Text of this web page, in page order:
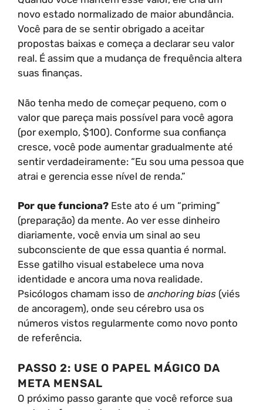
novo estado normalizado de maior abundância.
Você para de se sentir obrigado a aceitar
propostas baixas e começa a declarar seu valor
real. É assim que a mudança de frequência altera
suas finanças.
Não tenha medo de começar pequeno, com o
valor que pareça mais possível para você agora
(por exemplo, $100). Conforme sua confiança
cresce, você pode aumentar gradualmente até
sentir verdadeiramente: “Eu sou uma pessoa que
atrai e gerencia esse nível de renda.”
Por que funciona? Este ato é um “priming”
(preparação) da mente. Ao ver esse dinheiro
diariamente, você envia um sinal ao seu
subconsciente de que essa quantia é normal.
Esse gatilho visual estabelece uma nova
identidade e ancora uma nova realidade.
Psicólogos chamam isso de anchoring bias (viés
de ancoragem), onde seu cérebro usa os
números vistos regularmente como novo ponto
de referência.
PASSO 2: USE O PAPEL MÁGICO DA
META MENSAL
O próximo passo garante que você reforce sua